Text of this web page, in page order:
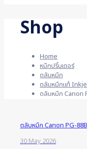
Shop
Home
หมึกปริ้นเตอร์
ตลับหมึก
ตลับหมึกแท้
ตลับหมึก Canon
ตลับหมึก Canon PG-
30 May 2026